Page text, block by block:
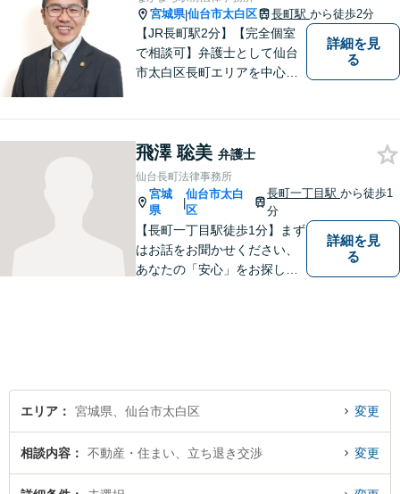
宮城県|仙台市太白区 長町駅 から徒歩2分
【JR長町駅2分】【完全個室
で相談可】弁護士として仙台
市太白区長町エリアを中心
いただきます。 親身になって
お話を聴かせていただきます
ので、お気軽にご相談くださ
い。
詳細を見
る
飛澤 聡美 弁護士
仙台長町法律事務所
宮城
県
|
仙台市太白
区
長町一丁目駅から徒歩1
分
【長町一丁目駅徒歩1分】まず
はお話をお聞かせください、
あなたの「安心」をお探しし
ださい。
詳細を見
る
エリア 宮城県、仙台市太白区 変更
相談内容 不動産・住まい、立ち退き交渉 変更